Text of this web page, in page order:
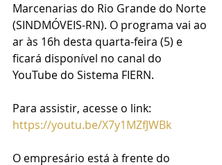
Marcenarias do Rio Grande do Norte
(SINDMÓVEIS-RN). O programa vai ao
ar às 16h desta quarta-feira (5) e
ficará disponível no canal do
YouTube do Sistema FIERN.
Para assistir, acesse o link:
https://youtu.be/X7y1MZfJWBk
O empresário está à frente do